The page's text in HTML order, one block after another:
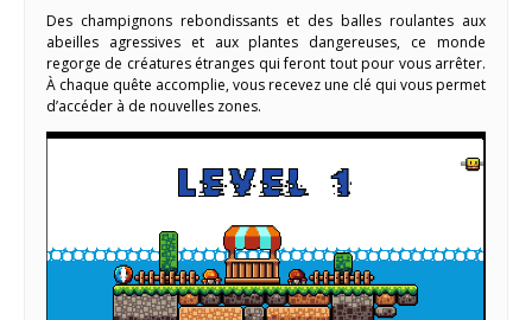
Des champignons rebondissants et des balles roulantes aux
abeilles agressives et aux plantes dangereuses, ce monde
regorge de créatures étranges qui feront tout pour vous arrêter.
À chaque quête accomplie, vous recevez une clé qui vous permet
d’accéder à de nouvelles zones.